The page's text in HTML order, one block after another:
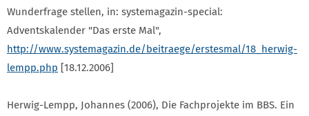
Wunderfrage stellen, in: systemagazin-special:
Adventskalender "Das erste Mal",
http://www.systemagazin.de/beitraege/erstesmal/18_herwig-
lempp.php [18.12.2006]
Herwig-Lempp, Johannes (2006), Die Fachprojekte im BBS. Ein